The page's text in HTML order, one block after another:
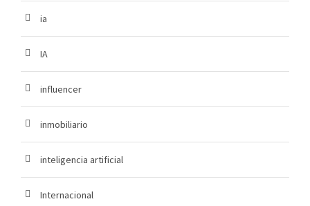
ia
IA
influencer
inmobiliario
inteligencia artificial
Internacional